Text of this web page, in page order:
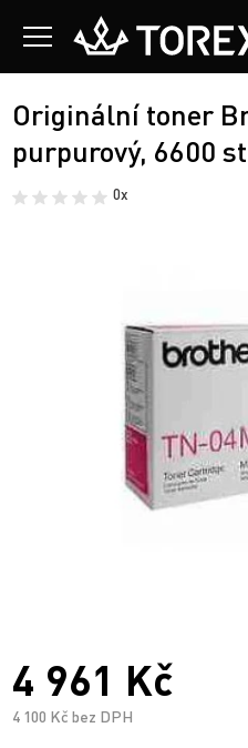
Originální toner
purpurový, 6600
0x
4 961 Kč
4 100 Kč bez DPH